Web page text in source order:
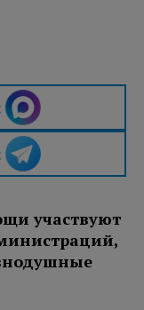
участвуют